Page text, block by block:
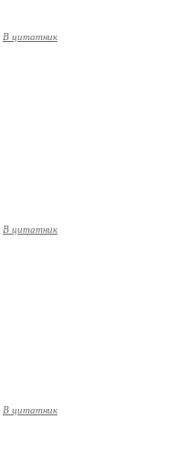
В цитатник
В цитатник
В цитатник